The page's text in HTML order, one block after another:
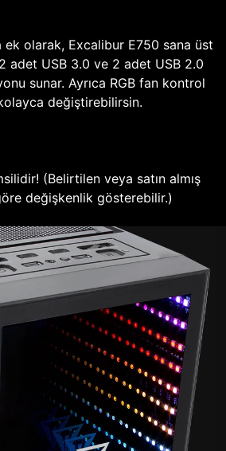
ek olarak, Excalibur E750 sana üst
adet USB 3.0 ve 2 adet USB 2.0
sunar. Ayrıca RGB fan kontrol
değiştirebilirsin.
(Belirtilen veya satın almış
değişkenlik gösterebilir.)